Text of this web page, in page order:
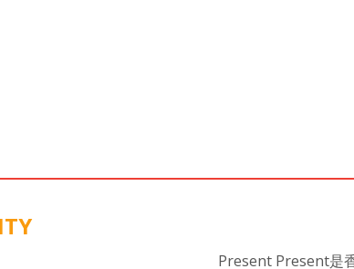
Present Present是